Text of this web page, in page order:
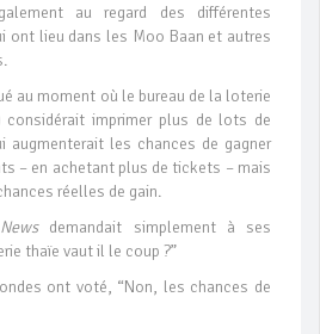
au regard des différentes
ont lieu dans les Moo Baan et autres
au moment où le bureau de la loterie
considérait imprimer plus de lots de
augmenterait les chances de gagner
– en achetant plus de tickets – mais
réelles de gain.
demandait simplement à ses
thaïe vaut il le coup ?”
ont voté, “Non, les chances de